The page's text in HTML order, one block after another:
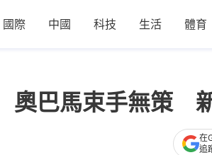
國際 中國 科技 生活 體育
奧巴馬束手無策
在
追